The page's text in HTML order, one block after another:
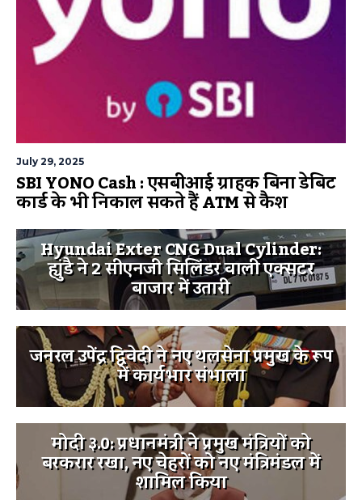
July 29, 2025
SBI YONO Cash : एसबीआई ग्राहक बिना डेबिट
कार्ड के भी निकाल सकते हैं ATM से कैश
Hyundai Exter CNG Dual Cylinder:
ह्युंडै ने 2 सीएनजी सिलिंडर वाली एक्सटर
बाजार में उतारी
जनरल उपेंद्र द्विवेदी ने नए थलसेना प्रमुख के रूप
में कार्यभार संभाला
मोदी ३.0: प्रधानमंत्री ने प्रमुख मंत्रियों को
बरकरार रखा, नए चेहरों को नए मंत्रिमंडल में
शामिल किया